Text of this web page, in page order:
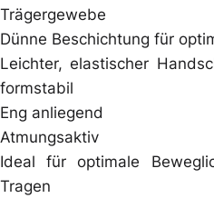
Trägergewebe
Dünne Beschichtung für
Leichter, elastischer
formstabil
Eng anliegend
Atmungsaktiv
Ideal für optimale
Tragen